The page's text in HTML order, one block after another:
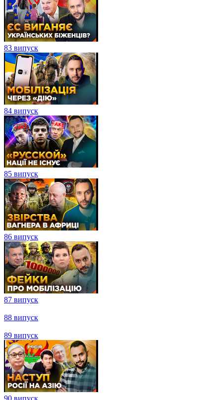
83 випуск
84 випуск
85 випуск
86 випуск
87 випуск
88 випуск